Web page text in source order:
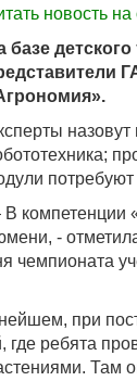
новость
базе
компетенции
-
чемпионата
при
ребята